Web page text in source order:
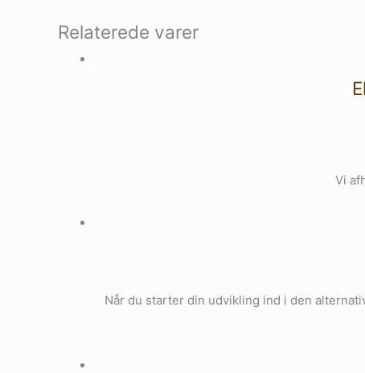
Relaterede varer
Vi
Når du starter din udvikling ind i den